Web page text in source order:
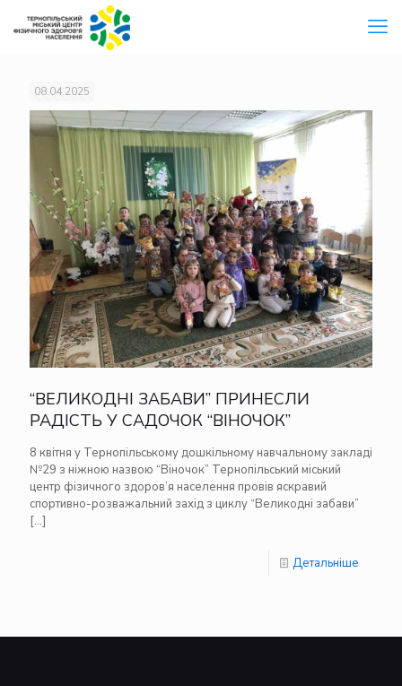
08.04.2025
“ВЕЛИКОДНІ ЗАБАВИ” ПРИНЕСЛИ
РАДІСТЬ У САДОЧОК “ВІНОЧОК”
8 квітня у Тернопільському дошкільному навчальному закладі
№29 з ніжною назвою “Віночок” Тернопільський міський
центр фізичного здоров’я населення провів яскравий
спортивно-розважальний захід з циклу “Великодні забави”
[…]
Детальніше